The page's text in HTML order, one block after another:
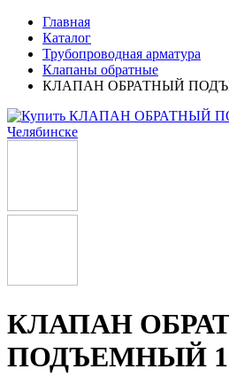
Главная
Каталог
Трубопроводная арматура
Клапаны обратные
КЛАПАН ОБРАТНЫЙ
КЛАПАН
ПОДЪЕМНЫЙ